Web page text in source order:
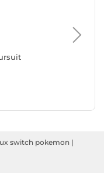
switch pokemon |